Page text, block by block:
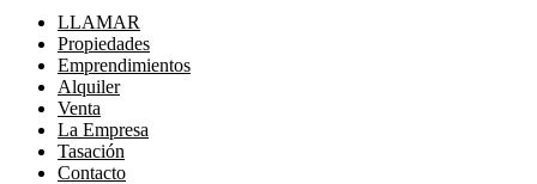
LLAMAR
Propiedades
Emprendimientos
Alquiler
Venta
La Empresa
Tasación
Contacto